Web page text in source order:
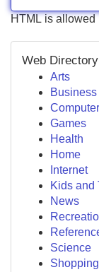
HTML is allowed
Web
Arts
Business
Games
Health
Home
Internet
Kids and
News
Science
Shopping